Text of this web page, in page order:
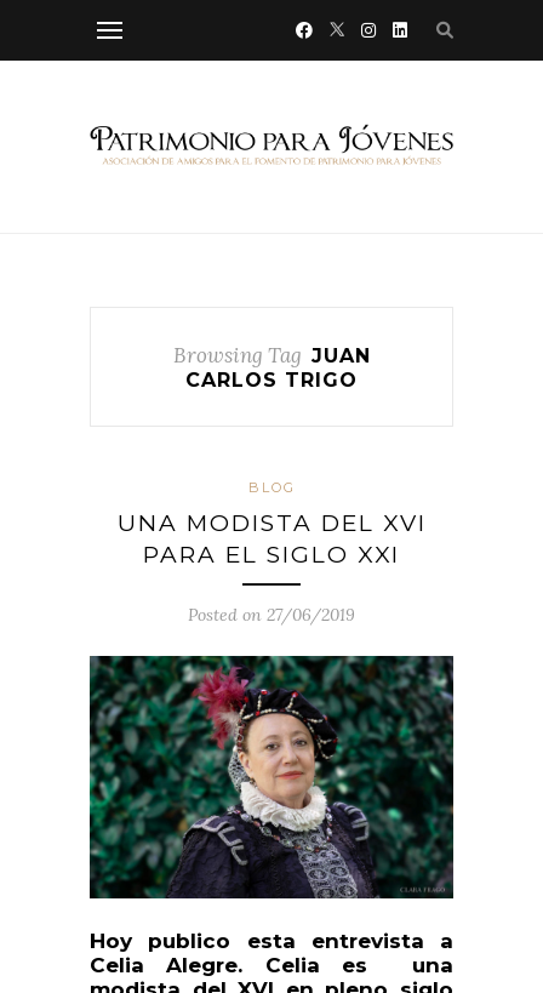
Browsing Tag JUAN
CARLOS TRIGO
BLOG
UNA MODISTA DEL XVI
PARA EL SIGLO XXI
Posted on 27/06/2019
Hoy publico esta entrevista a
Celia Alegre. Celia es una